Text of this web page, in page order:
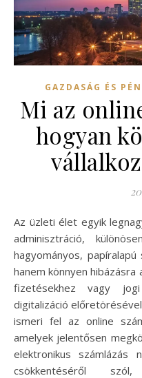
GAZDASÁG ÉS
Mi az
hogyan
Az üzleti élet egyik legnagyobb kihívása a precíz és gyors
adminisztráció,
hagyományos,
hanem könnyen
fizetésekhez vagy
digitalizáció
ismeri fel az online
amelyek jelentősen
elektronikus számlázás
csökkentéséről